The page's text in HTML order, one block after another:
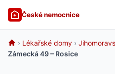
České nemocnice
› Lékařské domy ›
Zámecká 49 – Rosice